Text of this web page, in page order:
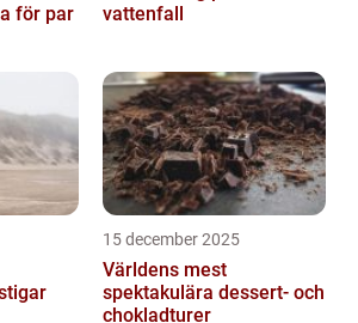
för par
vattenfall
15 december 2025
Världens mest
spektakulära dessert- och
chokladturer